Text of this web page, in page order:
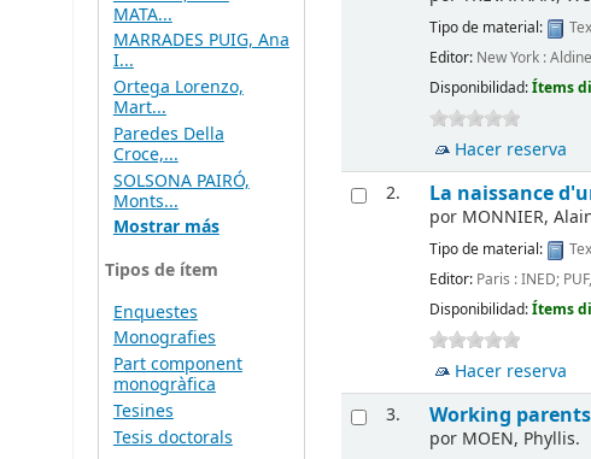
MATA...
MARRADES PUIG, Ana
I...
Ortega Lorenzo,
Mart...
Paredes Della
Croce,...
SOLSONA PAIRÓ,
Monts...
Mostrar más
Tipos de ítem
Enquestes
Monografies
Part component
monogràfica
Tesines
Tesis doctorals
Tipo de material:
Editor: New York :
Disponibilidad:Ítems
Hacer reserva
2.
La naissance
por MONNIER,
Tipo de material:
Editor: Paris : INED;
Disponibilidad:Ítems
Hacer reserva
3.
Working
por MOEN, Phyllis.